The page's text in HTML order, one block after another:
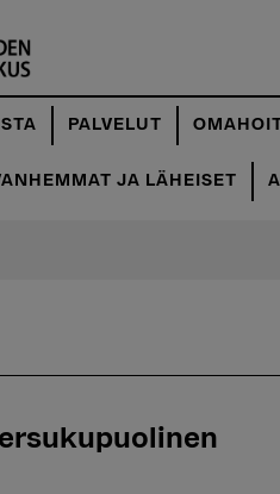
PALVELUT
JA LÄHEISET